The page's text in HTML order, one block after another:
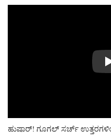
Play
ಹುಷಾರ್! ಗೂಗಲ್ ಸರ್ಚ್